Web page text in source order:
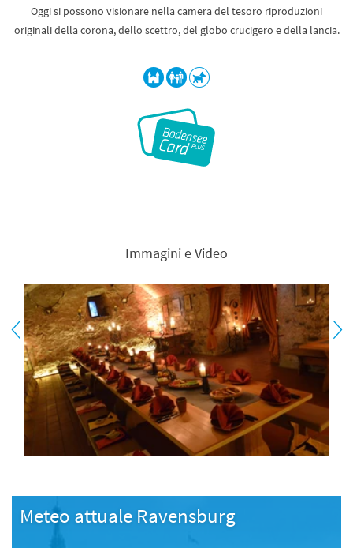
Oggi si possono visionare nella camera del tesoro riproduzioni
originali della corona, dello scettro, del globo crucigero e della lancia.
Immagini e Video
Meteo attuale Ravensburg